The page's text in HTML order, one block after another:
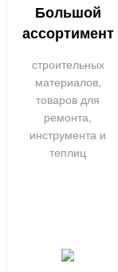
Большой
ассортимент
строительных
материалов,
товаров для
ремонта,
инструмента и
теплиц